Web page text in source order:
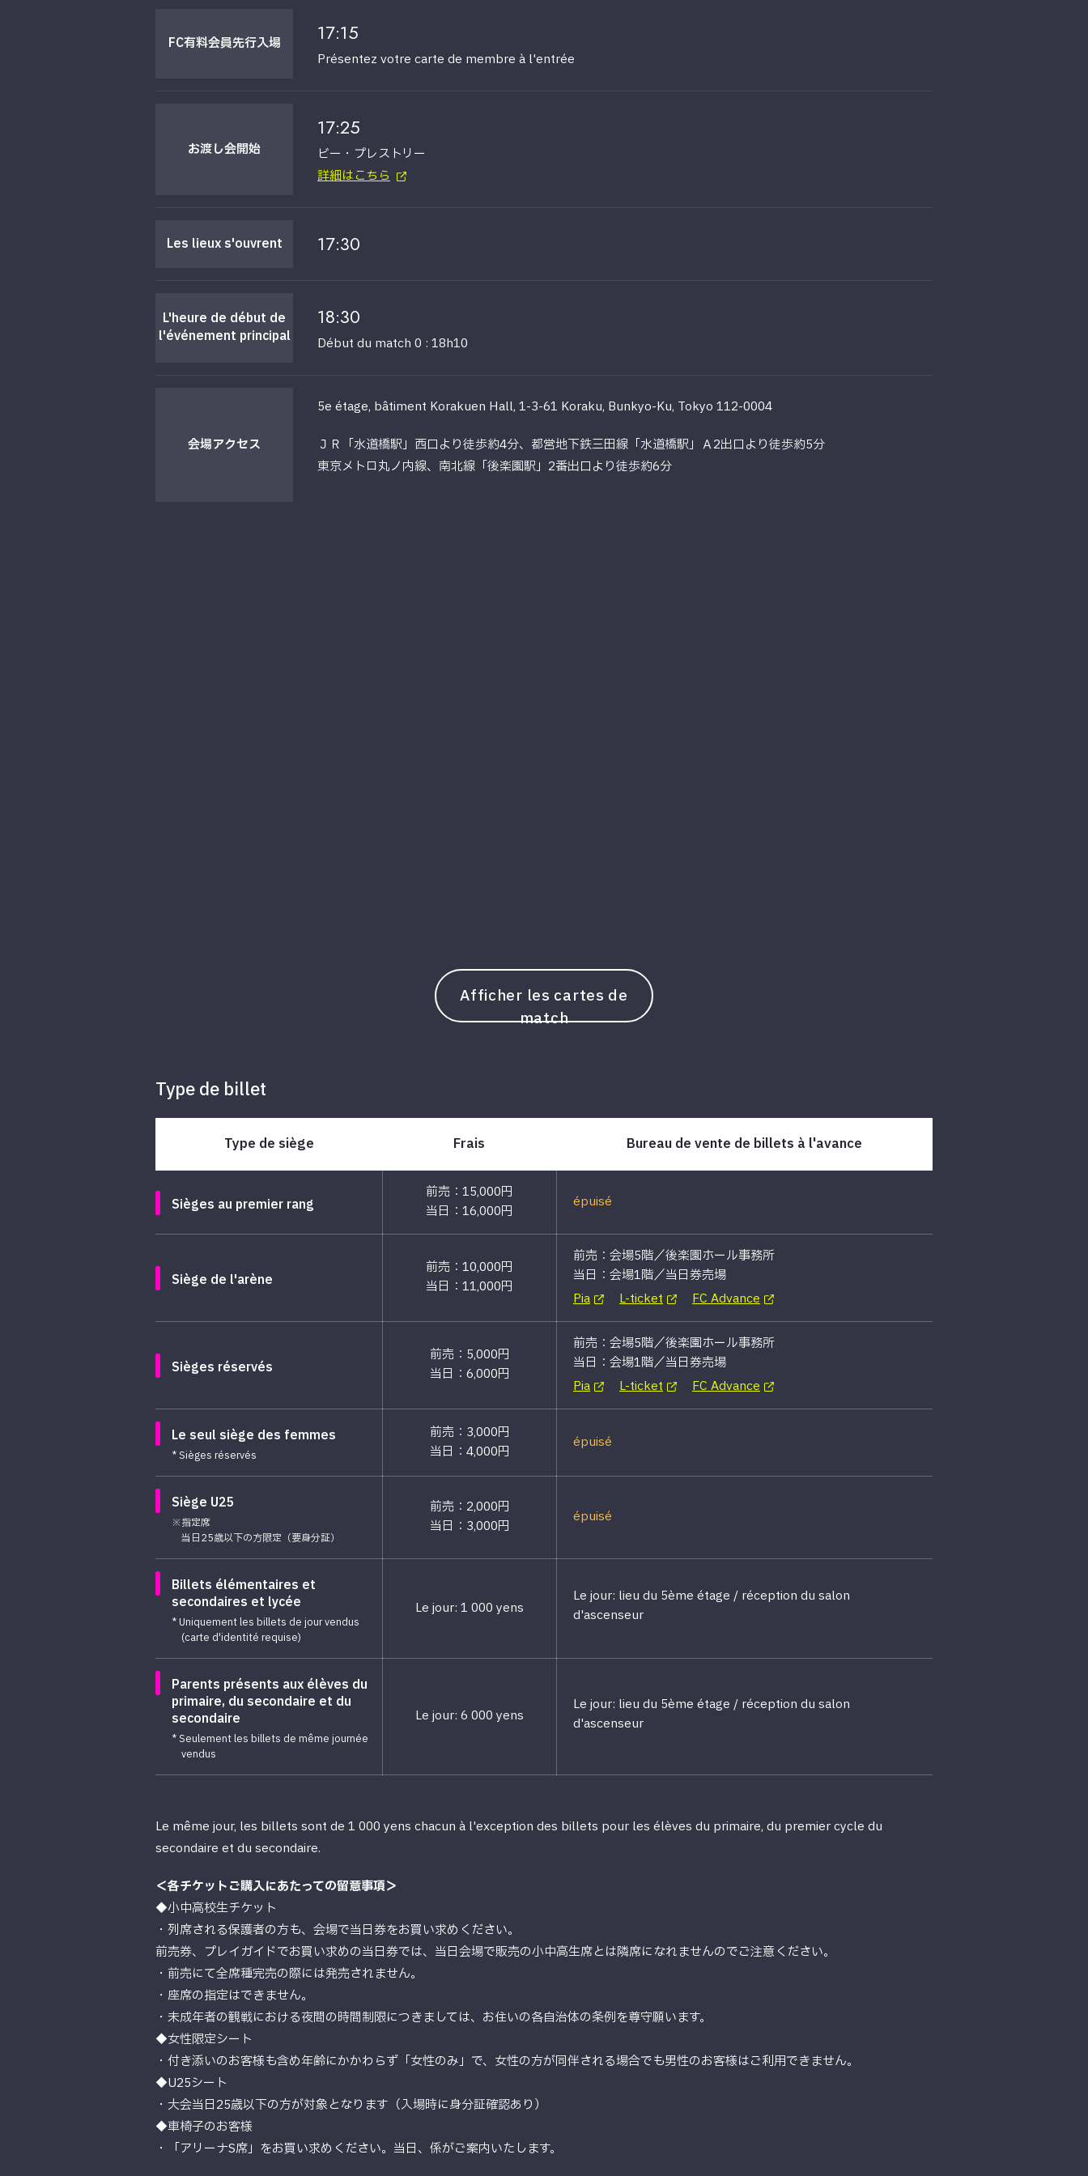
FC有料会員先行入場 17:15
Présentez votre carte de membre à l'entrée
お渡し会開始
17:25
ビー・プレストリー
詳細はこちら
Les lieux s'ouvrent 17:30
L'heure de début de
l'événement principal
18:30
Début du match 0 : 18h10
会場アクセス
5e étage, bâtiment Korakuen Hall, 1-3-61 Koraku, Bunkyo-Ku, Tokyo 112-0004
ＪＲ「水道橋駅」西口より徒歩約4分、都営地下鉄三田線「水道橋駅」Ａ2出口より徒歩約5分
東京メトロ丸ノ内線、南北線「後楽園駅」2番出口より徒歩約6分
Afficher les cartes de
match
Type de billet
Type de siège Frais Bureau de vente de billets à l'avance
Sièges au premier rang
前売：15,000円
当日：16,000円
épuisé
Siège de l'arène
前売：10,000円
当日：11,000円
前売：会場5階／後楽園ホール事務所
当日：会場1階／当日券売場
Pia
L-ticket FC Advance
Sièges réservés
前売：5,000円
当日：6,000円
前売：会場5階／後楽園ホール事務所
当日：会場1階／当日券売場
Pia
L-ticket FC Advance
Le seul siège des femmes
* Sièges réservés
前売：3,000円
当日：4,000円
épuisé
Siège U25
※指定席
当日25歳以下の方限定（要身分証）
前売：2,000円
当日：3,000円
épuisé
Billets élémentaires et
secondaires et lycée
* Uniquement les billets de jour vendus
(carte d'identité requise)
Le jour: 1 000 yens
Le jour: lieu du 5ème étage / réception du salon
d'ascenseur
Parents présents aux élèves du
primaire, du secondaire et du
secondaire
* Seulement les billets de même journée
vendus
Le jour: 6 000 yens
Le jour: lieu du 5ème étage / réception du salon
d'ascenseur
Le même jour, les billets sont de 1 000 yens chacun à l'exception des billets pour les élèves du primaire, du premier cycle du
secondaire et du secondaire.
＜各チケットご購入にあたっての留意事項＞
◆小中高校生チケット
・列席される保護者の方も、会場で当日券をお買い求めください。
前売券、プレイガイドでお買い求めの当日券では、当日会場で販売の小中高生席とは隣席になれませんのでご注意ください。
・前売にて全席種完売の際には発売されません。
・座席の指定はできません。
・未成年者の観戦における夜間の時間制限につきましては、お住いの各自治体の条例を尊守願います。
◆女性限定シート
・付き添いのお客様も含め年齢にかかわらず「女性のみ」で、女性の方が同伴される場合でも男性のお客様はご利用できません。
◆U25シート
・大会当日25歳以下の方が対象となります（入場時に身分証確認あり）
◆車椅子のお客様
・「アリーナS席」をお買い求めください。当日、係がご案内いたします。